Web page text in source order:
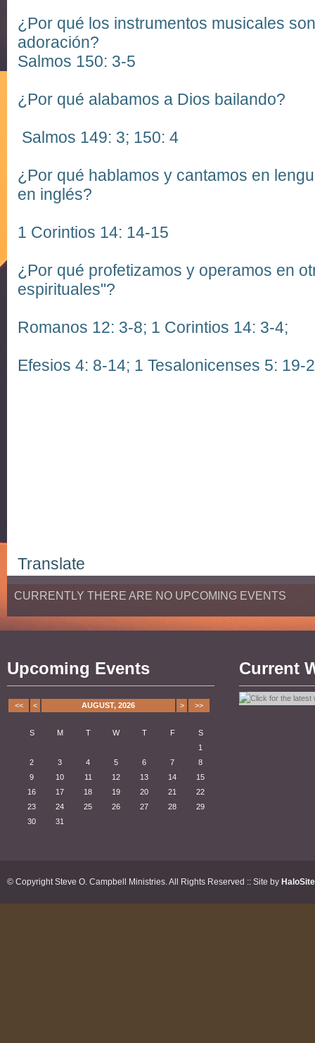
¿Por qué los instrumentos musicales
adoración?
Salmos 150: 3-5
¿Por qué alabamos a Dios bailando?
Salmos 149: 3; 150: 4
¿Por qué hablamos y cantamos en
en inglés?
1 Corintios 14: 14-15
¿Por qué profetizamos y operamos en
espirituales"?
Romanos 12: 3-8; 1 Corintios 14: 3-4;
Efesios 4: 8-14; 1 Tesalonicenses 5: 19-
Translate
CURRENTLY THERE ARE NO UPCOMING EVENTS
Upcoming Events
<< < AUGUST, 2026 > >>
S M T W T F
S
1
2
3 4 5 6 7
8
9
10 11 12 13 14
15
16
17 18 19 20 21
22
23
24 25 26 27 28
29
30
31
Current
© Copyright Steve O. Campbell Ministries. All Rights Reserved :: Site by